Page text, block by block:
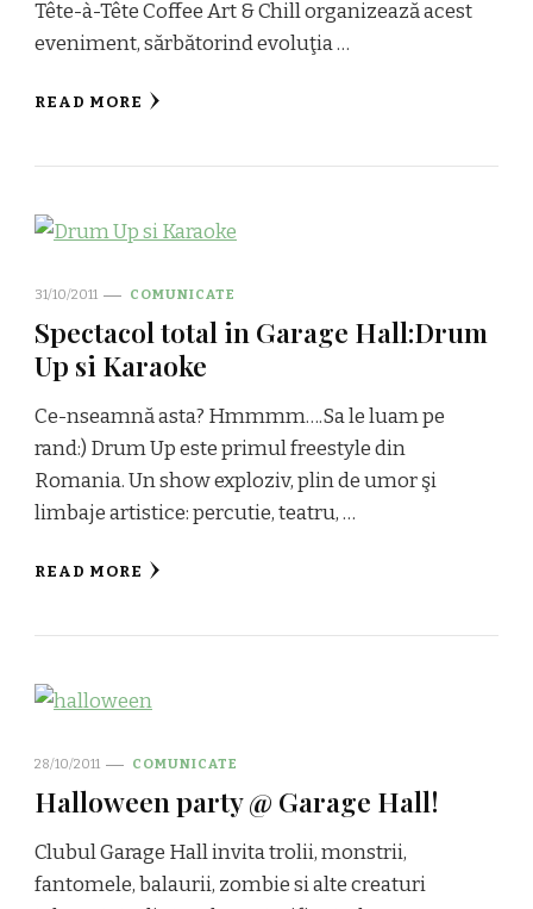
Tête-à-Tête Coffee Art & Chill organizează acest
eveniment, sărbătorind evoluţia …
READ MORE
31/10/2011 COMUNICATE
Spectacol total in Garage Hall:Drum
Up si Karaoke
Ce-nseamnă asta? Hmmmm….Sa le luam pe
rand:) Drum Up este primul freestyle din
Romania. Un show exploziv, plin de umor şi
limbaje artistice: percutie, teatru, …
READ MORE
28/10/2011 COMUNICATE
Halloween party @ Garage Hall!
Clubul Garage Hall invita trolii, monstrii,
fantomele, balaurii, zombie si alte creaturi